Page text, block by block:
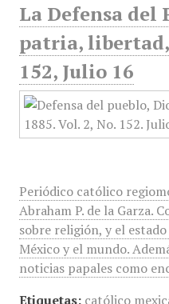
La Defensa del
patria, libertad,
152, Julio 16
Periódico católico
Abraham P. de la Garza.
sobre religión, y el
México y el mundo.
noticias papales como
Etiquetas: católico